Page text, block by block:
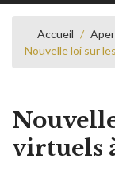
Accueil /
Nouvelle loi sur
virtuels